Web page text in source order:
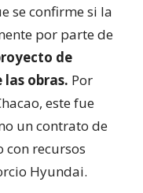
se confirme si la
por parte de
de
obras. Por
este fue
un contrato de
recursos
Hyundai.